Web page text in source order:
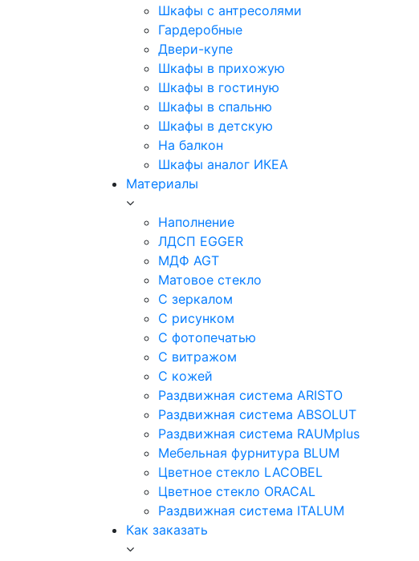
Шкафы с антресолями
Гардеробные
Двери-купе
Шкафы в прихожую
Шкафы в гостиную
Шкафы в спальню
Шкафы в детскую
На балкон
Шкафы аналог ИКЕА
Материалы
Наполнение
ЛДСП EGGER
МДФ AGT
Матовое стекло
С зеркалом
С рисунком
С фотопечатью
С витражом
С кожей
Раздвижная система ARISTO
Раздвижная система ABSOLUT
Раздвижная система RAUMplus
Мебельная фурнитура BLUM
Цветное стекло LACOBEL
Цветное стекло ORACAL
Раздвижная система ITALUM
Как заказать